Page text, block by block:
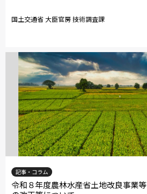
国土交通省 大臣官房 技術調査課
記事・コラム
令和８年度農林水産省土地改良事業